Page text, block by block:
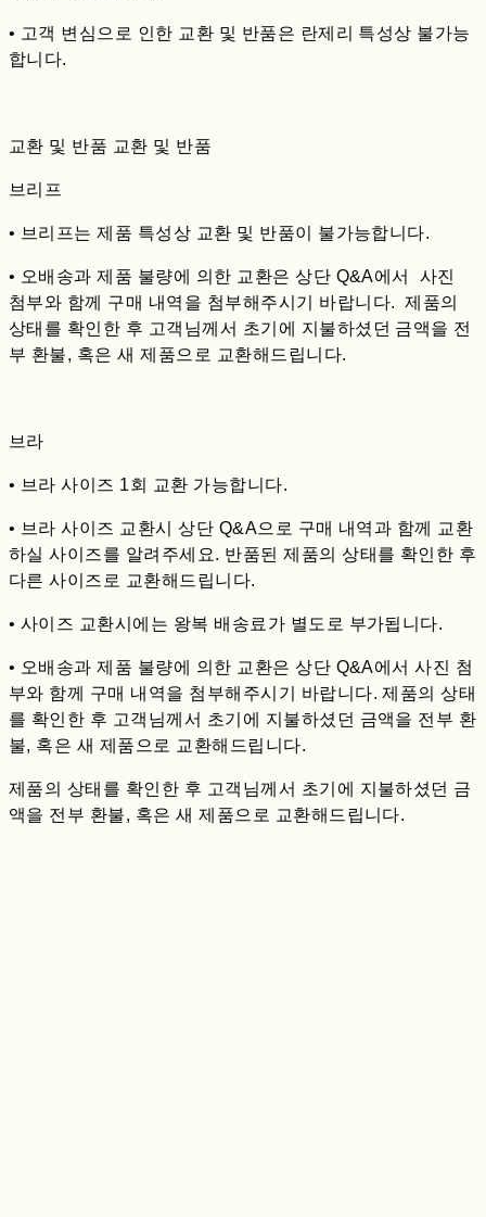
• 고객 변심으로 인한 교환 및 반품은 란제리 특성상 불가능
합니다.
교환 및 반품 교환 및 반품
브리프
• 브리프는 제품 특성상 교환 및 반품이 불가능합니다.
• 오배송과 제품 불량에 의한 교환은 상단 Q&A에서 사진
첨부와 함께 구매 내역을 첨부해주시기 바랍니다. 제품의
상태를 확인한 후 고객님께서 초기에 지불하셨던 금액을 전
부 환불, 혹은 새 제품으로 교환해드립니다.
브라
• 브라 사이즈 1회 교환 가능합니다.
• 브라 사이즈 교환시 상단 Q&A으로 구매 내역과 함께 교환
하실 사이즈를 알려주세요. 반품된 제품의 상태를 확인한 후
다른 사이즈로 교환해드립니다.
• 사이즈 교환시에는 왕복 배송료가 별도로 부가됩니다.
• 오배송과 제품 불량에 의한 교환은 상단 Q&A에서 사진 첨
부와 함께 구매 내역을 첨부해주시기 바랍니다. 제품의 상태
를 확인한 후 고객님께서 초기에 지불하셨던 금액을 전부 환
불, 혹은 새 제품으로 교환해드립니다.
제품의 상태를 확인한 후 고객님께서 초기에 지불하셨던 금
액을 전부 환불, 혹은 새 제품으로 교환해드립니다.